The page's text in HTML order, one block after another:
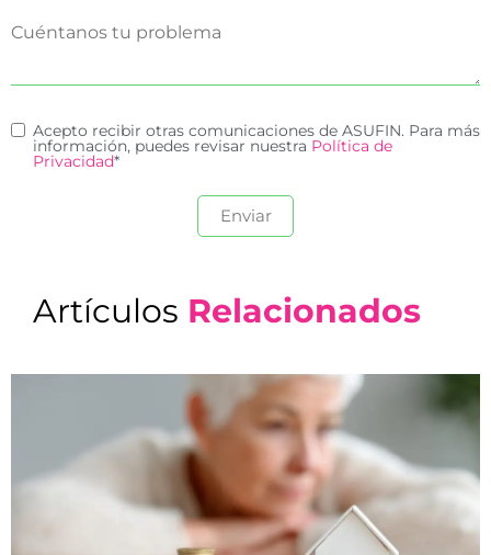
Acepto recibir otras comunicaciones de ASUFIN. Para más
información, puedes revisar nuestra Política de
Privacidad*
Artículos Relacionados